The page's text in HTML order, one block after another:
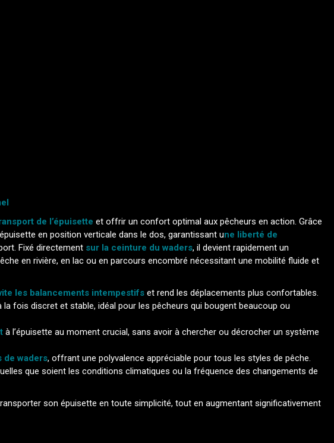
de l’épuisette et offrir un confort optimal aux pêcheurs en action. Grâce
en position verticale dans le dos, garantissant une liberté de
Fixé directement sur la ceinture du waders, il devient rapidement un
en rivière, en lac ou en parcours encombré nécessitant une mobilité fluide et
les balancements intempestifs et rend les déplacements plus confortables.
la fois discret et stable, idéal pour les pêcheurs qui bougent beaucoup ou
à l’épuisette au moment crucial, sans avoir à chercher ou décrocher un système
de waders, offrant une polyvalence appréciable pour tous les styles de pêche.
que soient les conditions climatiques ou la fréquence des changements de
son épuisette en toute simplicité, tout en augmentant significativement